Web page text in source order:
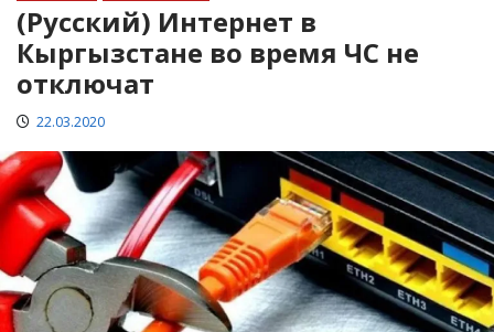
(Русский) Интернет в
Кыргызстане во время ЧС не
отключат
22.03.2020